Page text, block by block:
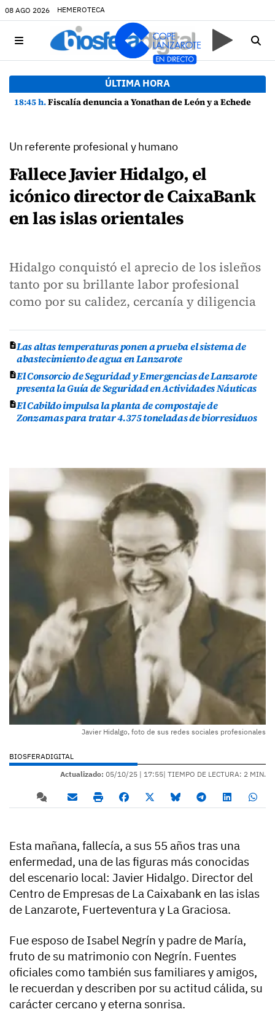
08 AGO 2026 HEMEROTECA
ÚLTIMA HORA
18:45 h.Fiscalía denuncia a Yonathan de León y a Echedey Eugenio por presuntas anomalías en contratos festivos
Un referente profesional y humano
Fallece Javier Hidalgo, el
icónico director de CaixaBank
en las islas orientales
Hidalgo conquistó el aprecio de los isleños
tanto por su brillante labor profesional
como por su calidez, cercanía y diligencia
Las altas temperaturas ponen a prueba el sistema de
abastecimiento de agua en Lanzarote
El Consorcio de Seguridad y Emergencias de Lanzarote
presenta la Guía de Seguridad en Actividades Náuticas
El Cabildo impulsa la planta de compostaje de
Zonzamas para tratar 4.375 toneladas de biorresiduos
Javier Hidalgo, foto de sus redes sociales profesionales
BIOSFERADIGITAL
Actualizado: 05/10/25 | 17:55| TIEMPO DE LECTURA: 2 MIN.
Esta mañana, fallecía, a sus 55 años tras una
enfermedad, una de las figuras más conocidas
del escenario local: Javier Hidalgo. Director del
Centro de Empresas de La Caixabank en las islas
de Lanzarote, Fuerteventura y La Graciosa.
Fue esposo de Isabel Negrín y padre de María,
fruto de su matrimonio con Negrín. Fuentes
oficiales como también sus familiares y amigos,
le recuerdan y describen por su actitud cálida, su
carácter cercano y eterna sonrisa.